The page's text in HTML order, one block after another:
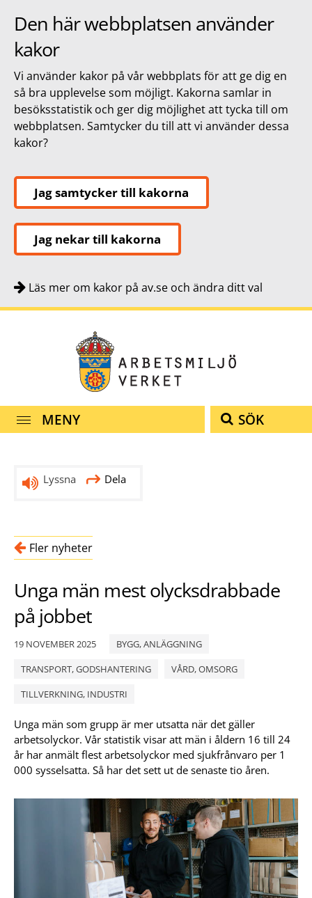
Den här webbplatsen använder
kakor
Vi använder kakor på vår webbplats för att ge dig en
så bra upplevelse som möjligt. Kakorna samlar in
besöksstatistik och ger dig möjlighet att tycka till om
webbplatsen. Samtycker du till att vi använder dessa
kakor?
Jag samtycker till kakorna
Jag nekar till kakorna
Läs mer om kakor på av.se och ändra ditt val
MENY SÖK
Lyssna Dela
Fler nyheter
Unga män mest olycksdrabbade
på jobbet
19 NOVEMBER 2025
BYGG, ANLÄGGNING
TRANSPORT, GODSHANTERING
VÅRD, OMSORG
TILLVERKNING, INDUSTRI
Unga män som grupp är mer utsatta när det gäller
arbetsolyckor. Vår statistik visar att män i åldern 16 till 24
år har anmält flest arbetsolyckor med sjukfrånvaro per 1
000 sysselsatta. Så har det sett ut de senaste tio åren.